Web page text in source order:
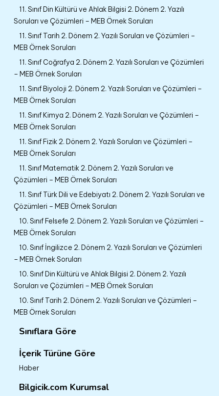
11. Sınıf Din Kültürü ve Ahlak Bilgisi 2. Dönem 2. Yazılı
Soruları ve Çözümleri – MEB Örnek Soruları
11. Sınıf Tarih 2. Dönem 2. Yazılı Soruları ve Çözümleri –
MEB Örnek Soruları
11. Sınıf Coğrafya 2. Dönem 2. Yazılı Soruları ve Çözümleri
– MEB Örnek Soruları
11. Sınıf Biyoloji 2. Dönem 2. Yazılı Soruları ve Çözümleri –
MEB Örnek Soruları
11. Sınıf Kimya 2. Dönem 2. Yazılı Soruları ve Çözümleri –
MEB Örnek Soruları
11. Sınıf Fizik 2. Dönem 2. Yazılı Soruları ve Çözümleri –
MEB Örnek Soruları
11. Sınıf Matematik 2. Dönem 2. Yazılı Soruları ve
Çözümleri – MEB Örnek Soruları
11. Sınıf Türk Dili ve Edebiyatı 2. Dönem 2. Yazılı Soruları ve
Çözümleri – MEB Örnek Soruları
10. Sınıf Felsefe 2. Dönem 2. Yazılı Soruları ve Çözümleri –
MEB Örnek Soruları
10. Sınıf İngilizce 2. Dönem 2. Yazılı Soruları ve Çözümleri
– MEB Örnek Soruları
10. Sınıf Din Kültürü ve Ahlak Bilgisi 2. Dönem 2. Yazılı
Soruları ve Çözümleri – MEB Örnek Soruları
10. Sınıf Tarih 2. Dönem 2. Yazılı Soruları ve Çözümleri –
MEB Örnek Soruları
Sınıflara Göre
İçerik Türüne Göre
Haber
Bilgicik.com Kurumsal